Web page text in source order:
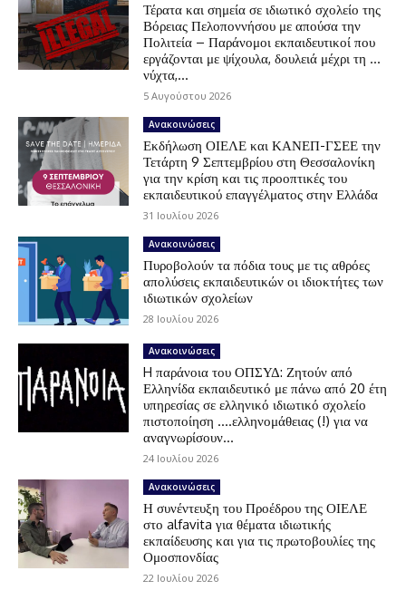
Τέρατα και σημεία σε ιδιωτικό σχολείο της
Βόρειας Πελοποννήσου με απούσα την
Πολιτεία – Παράνομοι εκπαιδευτικοί που
εργάζονται με ψίχουλα, δουλειά μέχρι τη …
νύχτα,...
5 Αυγούστου 2026
Ανακοινώσεις
Εκδήλωση ΟΙΕΛΕ και ΚΑΝΕΠ-ΓΣΕΕ την
Τετάρτη 9 Σεπτεμβρίου στη Θεσσαλονίκη
για την κρίση και τις προοπτικές του
εκπαιδευτικού επαγγέλματος στην Ελλάδα
31 Ιουλίου 2026
Ανακοινώσεις
Πυροβολούν τα πόδια τους με τις αθρόες
απολύσεις εκπαιδευτικών οι ιδιοκτήτες των
ιδιωτικών σχολείων
28 Ιουλίου 2026
Ανακοινώσεις
H παράνοια του ΟΠΣΥΔ: Ζητούν από
Ελληνίδα εκπαιδευτικό με πάνω από 20 έτη
υπηρεσίας σε ελληνικό ιδιωτικό σχολείο
πιστοποίηση ….ελληνομάθειας (!) για να
αναγνωρίσουν...
24 Ιουλίου 2026
Ανακοινώσεις
Η συνέντευξη του Προέδρου της ΟΙΕΛΕ
στο alfavita για θέματα ιδιωτικής
εκπαίδευσης και για τις πρωτοβουλίες της
Ομοσπονδίας
22 Ιουλίου 2026